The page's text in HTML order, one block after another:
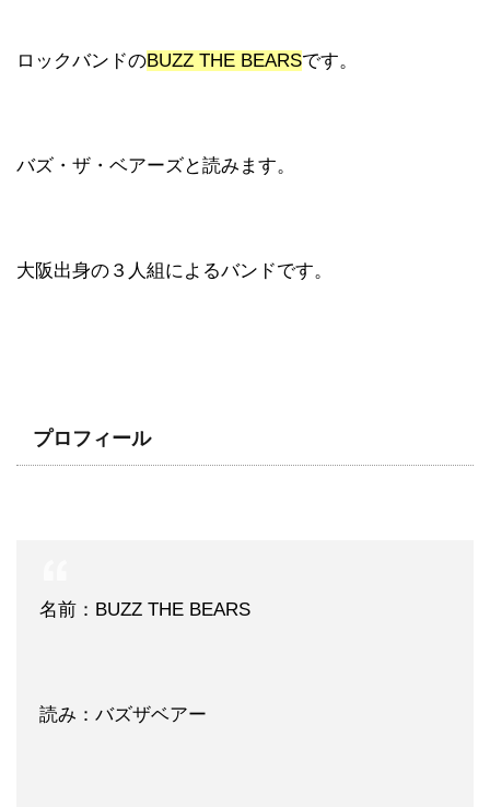
ロックバンドのBUZZ THE BEARSです。
バズ・ザ・ベアーズと読みます。
大阪出身の３人組によるバンドです。
プロフィール
名前：BUZZ THE BEARS
読み：バズザベアー